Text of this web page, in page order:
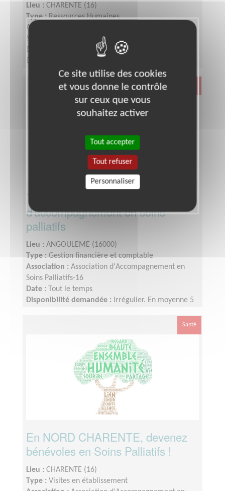
Lieu : CHARENTE (16)
Type :Ressources Humaines
Association :
Myopathies - Siège
Date :
Disponibilité demandée :
selon votre disponibilité
Trésorier pour une association
d'accompagnement en soins
palliatifs
Lieu : ANGOULEME (16000)
Type :Gestion financière et comptable
Association : Association d'Accompagnement en
Soins Palliatifs-16
Date :
Tout le temps
Disponibilité demandée :
Irrégulier. En moyenne 5
Santé
En NORD CHARENTE, devenez
bénévoles en Soins Palliatifs !
Lieu : CHARENTE (16)
Type : Visites en établissement
Ce site utilise des cookies
et vous donne le contrôle
sur ceux que vous
souhaitez activer
Tout accepter
Tout refuser
Personnaliser